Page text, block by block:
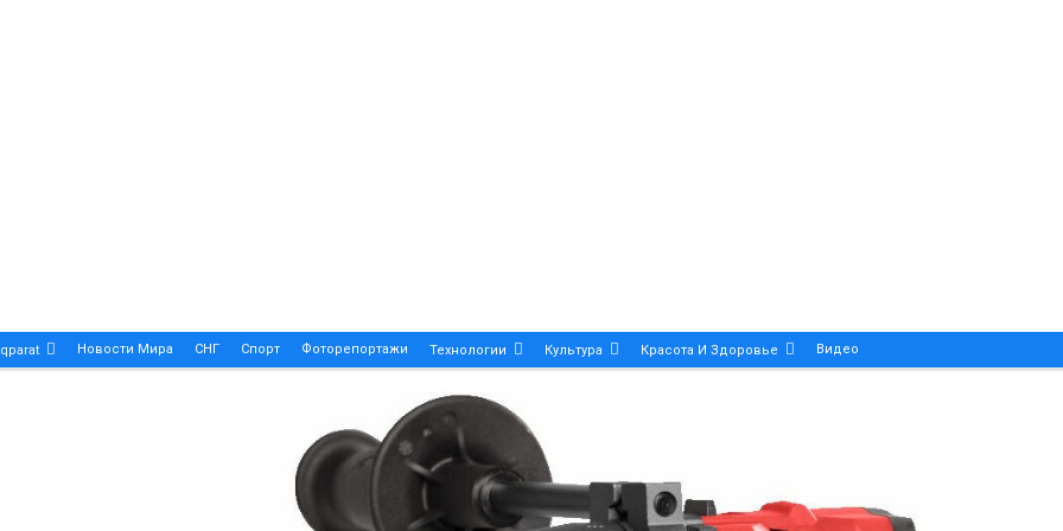
Новости Мира СНГ Спорт Фоторепортажи Технологии Культура Красота И Здоровье Видео
Patek Philippe Calatrava DATE – A True Symbol Of Elegance And Precision